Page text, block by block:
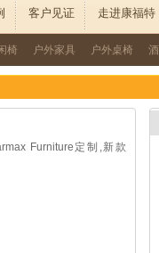
客户见证 走进康福特
椅 户外家具 户外桌椅
Furniture定制,新款